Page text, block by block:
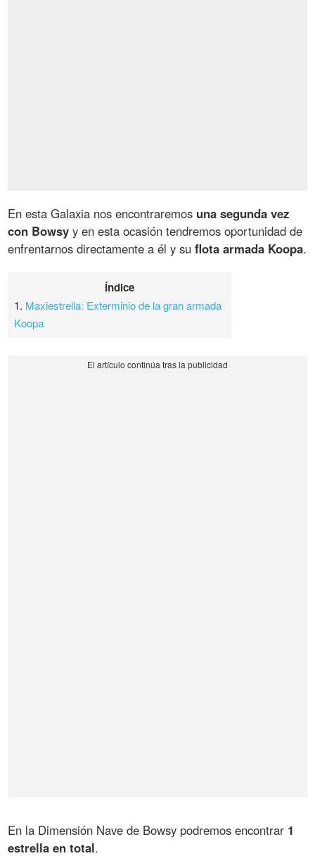
En esta Galaxia nos encontraremos una segunda vez
con Bowsy y en esta ocasión tendremos oportunidad de
enfrentarnos directamente a él y suflota armada Koopa.
Índice
1. Maxiestrella: Exterminio de la gran armada
Koopa
En la Dimensión Nave de Bowsy podremos encontrar 1
estrella en total.